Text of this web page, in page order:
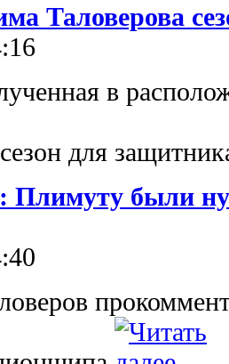
Таловерова
в
для
Плимуту были